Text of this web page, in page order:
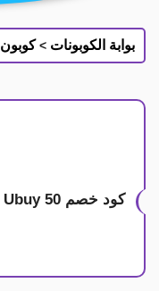
بوابة الكوبونات > كوبون UBUY
كود خصم Ubuy 50 خصومات عند الشراء من التطبيق